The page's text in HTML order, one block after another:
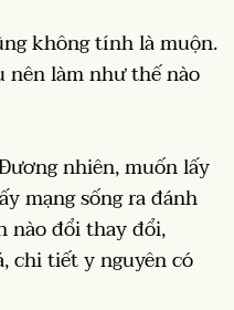
không tính là muộn.
làm như thế nào
nhiên, muốn lấy
mạng sống ra đánh
nào đổi thay đổi,
chi tiết y nguyên có